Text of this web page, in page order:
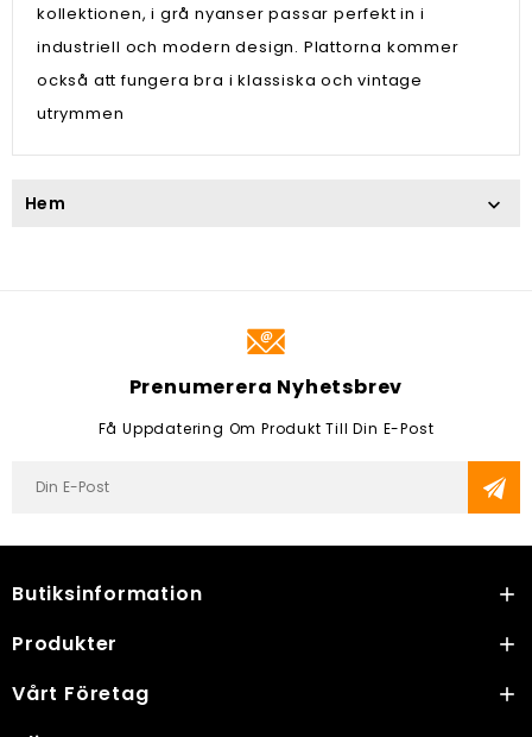
kollektionen, i grå nyanser passar perfekt in i
industriell och modern design. Plattorna kommer
också att fungera bra i klassiska och vintage
utrymmen
Hem 
Prenumerera Nyhetsbrev
Få Uppdatering Om Produkt Till Din E-Post
Butiksinformation 
Produkter 
Vårt Företag 